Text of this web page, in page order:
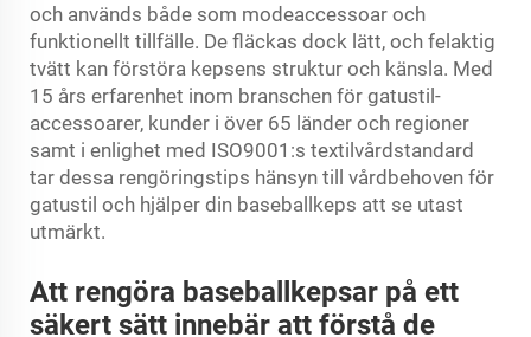
och används både som modeaccessoar och
funktionellt tillfälle. De fläckas dock lätt, och felaktig
tvätt kan förstöra kepsens struktur och känsla. Med
15 års erfarenhet inom branschen för gatustil-
accessoarer, kunder i över 65 länder och regioner
samt i enlighet med ISO9001:s textilvårdstandard
tar dessa rengöringstips hänsyn till vårdbehoven för
gatustil och hjälper din baseballkeps att se utast
utmärkt.
Att rengöra baseballkepsar på ett
säkert sätt innebär att förstå de